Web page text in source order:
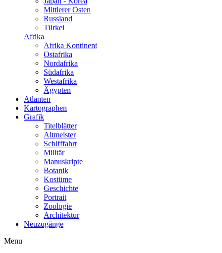
Mittlerer Osten
Russland
Türkei
Afrika
Afrika Kontinent
Ostafrika
Nordafrika
Südafrika
Westafrika
Ägypten
Atlanten
Kartographen
Grafik
Titelblätter
Altmeister
Schifffahrt
Militär
Manuskripte
Botanik
Kostüme
Geschichte
Portrait
Zoologie
Architektur
Neuzugänge
Menu